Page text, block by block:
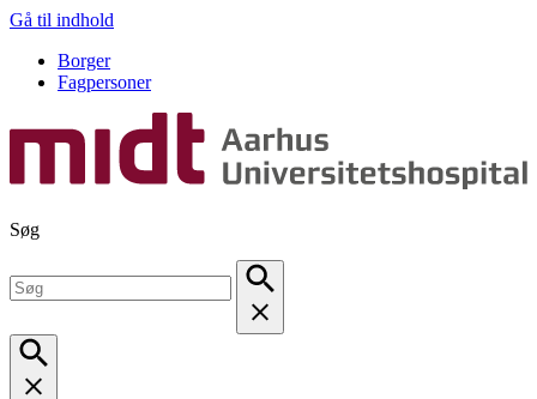
Gå til indhold
Borger
Fagpersoner
Søg